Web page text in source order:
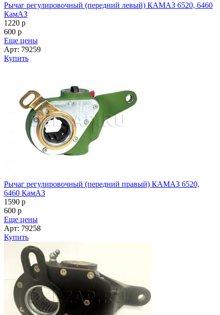
Рычаг регулировочный (передний левый) КАМАЗ 6520, 6460
КамАЗ
1220 p
600 p
Еще цены
Арт: 79259
Купить
Рычаг регулировочный (передний правый) КАМАЗ 6520,
6460 КамАЗ
1590 p
600 p
Еще цены
Арт: 79258
Купить